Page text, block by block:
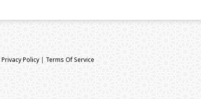
Privacy Policy | Terms Of Service